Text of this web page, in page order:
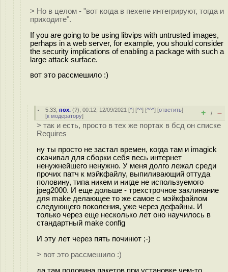
> Но в целом - "вот когда в пехепе интегрируют, тогда и
приходите".
If you are going to be using libvips with untrusted images,
perhaps in a web server, for example, you should consider
the security implications of enabling a package with such a
large attack surface.
вот это рассмешило :)
5.33 ,пох. (?), 00:12, 12/09/2021 [^] [^^] [^^^] [ответить]
[к модератору] + / –
> так и есть, просто в тех же портах в бсд он списке
Requires
ну ты просто не застал времен, когда там и imagick
скачивал для сборки себя весь интернет
ненужнейшего ненужно. У меня долго лежал среди
прочих патч к мэйкфайлу, выпиливающий оттуда
половину, типа никем и нигде не используемого
jpeg2000. И еще дольше - трехстрочное заклинание
для make делающее то же самое с мэйкфайлом
следующего поколения, уже через дефайны. И
только через еще несколько лет оно научилось в
стандартный make config
И эту лет через пять починют ;-)
> вот это рассмешило :)
да там половина пакетов при установке чем-то